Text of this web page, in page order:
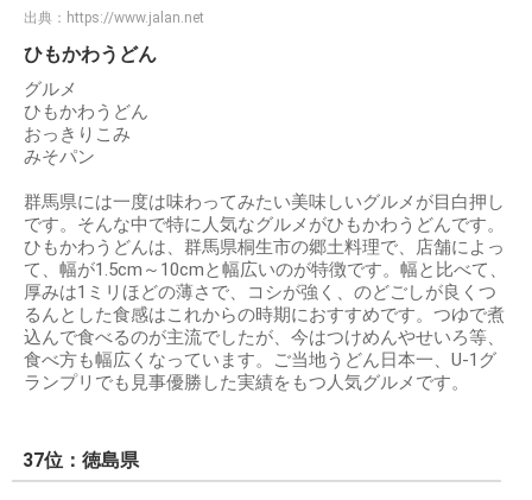
出典： https://www.jalan.net
ひもかわうどん
グルメ
ひもかわうどん
おっきりこみ
みそパン
群馬県には一度は味わってみたい美味しいグルメが目白押し
です。そんな中で特に人気なグルメがひもかわうどんです。
ひもかわうどんは、群馬県桐生市の郷土料理で、店舗によっ
て、幅が1.5cm～10cmと幅広いのが特徴です。幅と比べて、
厚みは1ミリほどの薄さで、コシが強く、のどごしが良くつ
るんとした食感はこれからの時期におすすめです。つゆで煮
込んで食べるのが主流でしたが、今はつけめんやせいろ等、
食べ方も幅広くなっています。ご当地うどん日本一、U-1グ
ランプリでも見事優勝した実績をもつ人気グルメです。
37位：徳島県